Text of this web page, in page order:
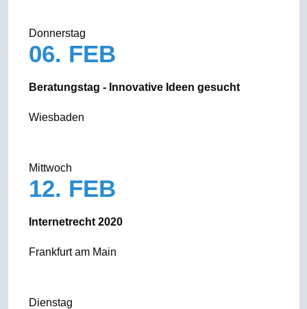
Donnerstag
06. FEB
Beratungstag - Innovative Ideen gesucht
Wiesbaden
Mittwoch
12. FEB
Internetrecht 2020
Frankfurt am Main
Dienstag